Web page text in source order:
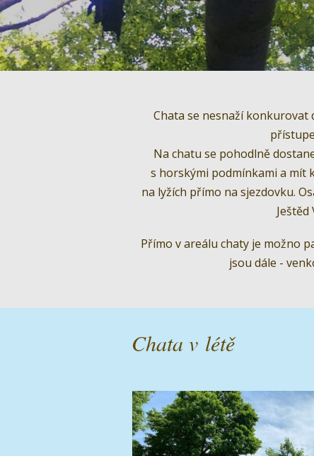
Chata se nesnaží
Na chatu se pohodlně
s horskými podmínkami a mít
na lyžích přímo na sjezdovku.
Přímo v areálu chaty je možno
jsou dále -
Chata v létě